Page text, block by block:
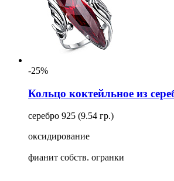
-25%
Кольцо коктейльное из
серебро 925 (9.54 гр.)
оксидирование
фианит собств. огранки